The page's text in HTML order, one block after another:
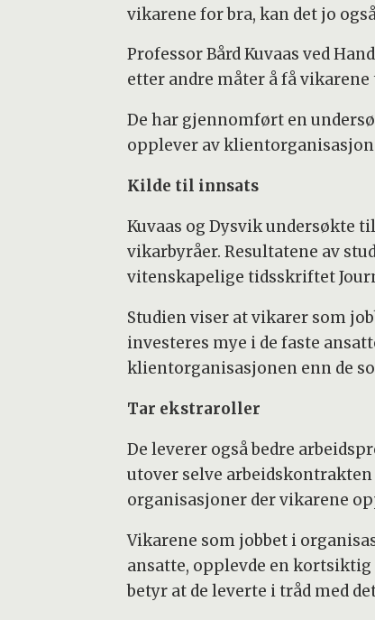
vikarene for bra, kan det jo
Professor Bård Kuvaas ved
etter andre måter å få vikarene
De har gjennomført en
opplever av
Kilde til innsats
Kuvaas og Dysvik undersøkte
vikarbyråer. Resultatene av
vitenskapelige tidsskriftet
Studien viser at vikarer som
investeres mye i de faste
klientorganisasjonen enn de
Tar ekstraroller
De leverer også bedre
utover selve
organisasjoner der vikarene
Vikarene som jobbet i
ansatte, opplevde en
betyr at de leverte i tråd med